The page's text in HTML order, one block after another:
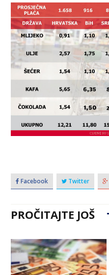
Facebook Twitter
PROČITAJTE JOŠ